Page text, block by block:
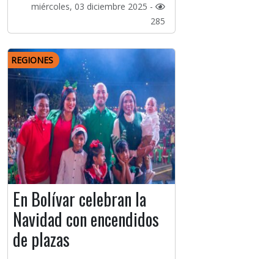
miércoles, 03 diciembre 2025 -
285
REGIONES
En Bolívar celebran la
Navidad con encendidos
de plazas